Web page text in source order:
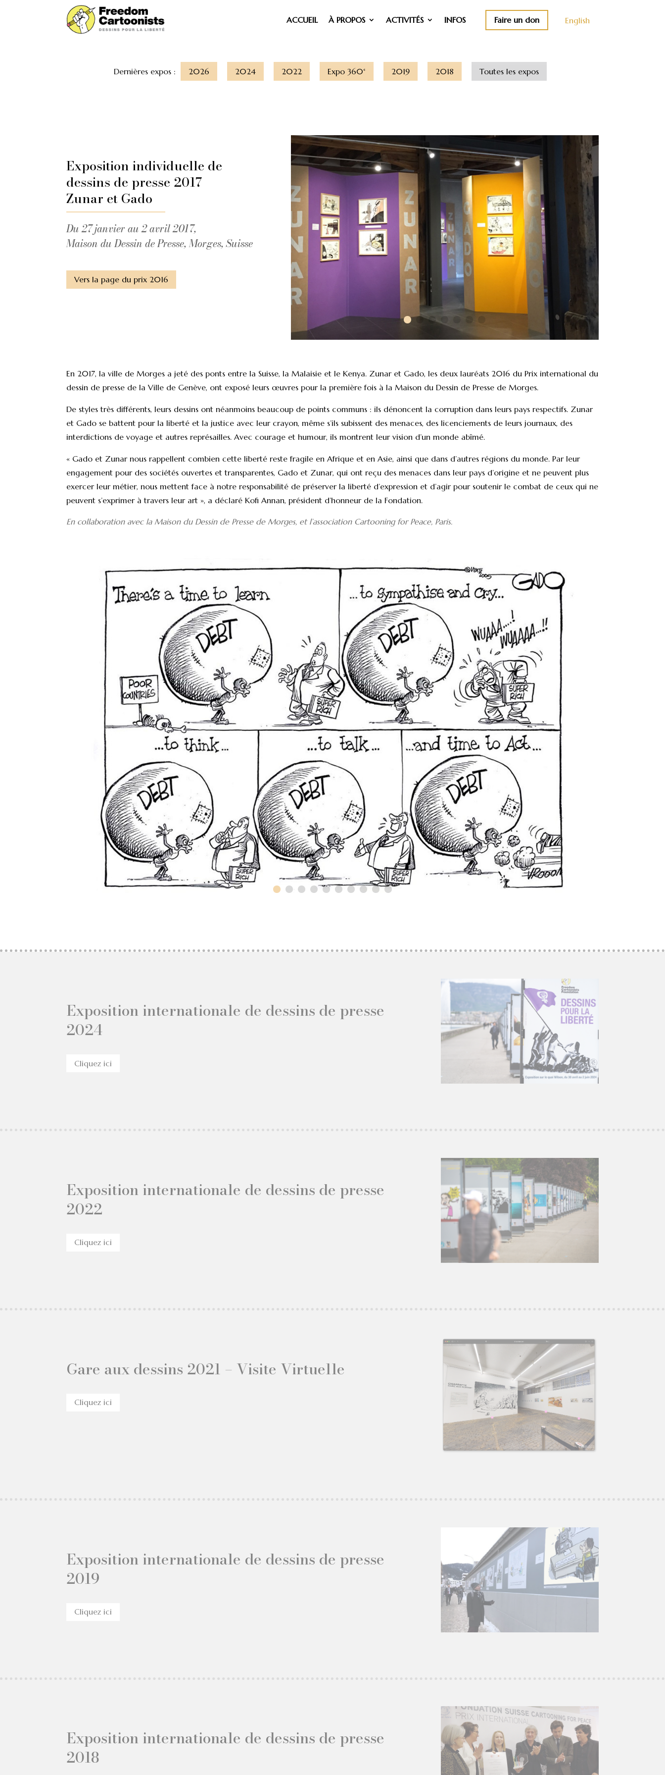
ACCUEIL À PROPOS ACTIVITÉS INFOS Faire un don English
Dernières expos : 2026 2024 2022 Expo 360° 2019 2018 Toutes les expos
Exposition individuelle de
dessins de presse 2017
Zunar et Gado
Du 27 janvier au 2 avril 2017,
Maison du Dessin de Presse, Morges, Suisse
Vers la page du prix 2016
En 2017, la ville de Morges a jeté des ponts entre la Suisse, la Malaisie et le Kenya. Zunar et Gado, les deux lauréats 2016 du Prix international du
dessin de presse de la Ville de Genève, ont exposé leurs œuvres pour la première fois à la Maison du Dessin de Presse de Morges.
De styles très différents, leurs dessins ont néanmoins beaucoup de points communs : ils dénoncent la corruption dans leurs pays respectifs. Zunar
et Gado se battent pour la liberté et la justice avec leur crayon, même s’ils subissent des menaces, des licenciements de leurs journaux, des
interdictions de voyage et autres représailles. Avec courage et humour, ils montrent leur vision d’un monde abîmé.
« Gado et Zunar nous rappellent combien cette liberté reste fragile en Afrique et en Asie, ainsi que dans d’autres régions du monde. Par leur
engagement pour des sociétés ouvertes et transparentes, Gado et Zunar, qui ont reçu des menaces dans leur pays d’origine et ne peuvent plus
exercer leur métier, nous mettent face à notre responsabilité de préserver la liberté d’expression et d’agir pour soutenir le combat de ceux qui ne
peuvent s’exprimer à travers leur art », a déclaré Kofi Annan, président d’honneur de la Fondation.
En collaboration avec la Maison du Dessin de Presse de Morges, et l’association Cartooning for Peace, Paris.
Exposition internationale de dessins de presse
2024
Cliquez ici
Exposition internationale de dessins de presse
2022
Cliquez ici
Gare aux dessins 2021 – Visite Virtuelle
Cliquez ici
Exposition internationale de dessins de presse
2019
Cliquez ici
Exposition internationale de dessins de presse
2018